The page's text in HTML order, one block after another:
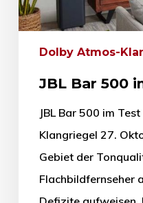
Dolby Atmos-
JBL Bar 500
JBL Bar 500 im
Klangriegel 27.
Gebiet der
Flachbildfernseher